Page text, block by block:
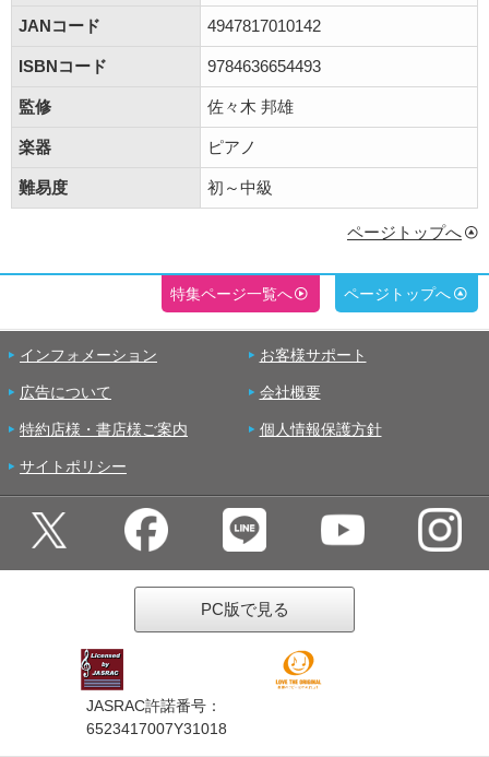
JANコード 4947817010142
ISBNコード 9784636654493
監修 佐々木 邦雄
楽器 ピアノ
難易度 初～中級
ページトップへ
特集ページ一覧へ ページトップへ
インフォメーション お客様サポート
広告について 会社概要
特約店様・書店様ご案内 個人情報保護方針
サイトポリシー
PC版で見る
JASRAC許諾番号：
6523417007Y31018